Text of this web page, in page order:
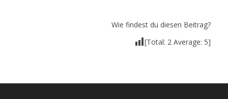
Wie findest du diesen Beitrag?
[Total: 2 Average: 5]